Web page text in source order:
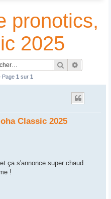
pronotics,
2025
Rechercher
Page 1 sur 1
Classic 2025
ça s'annonce super chaud
!